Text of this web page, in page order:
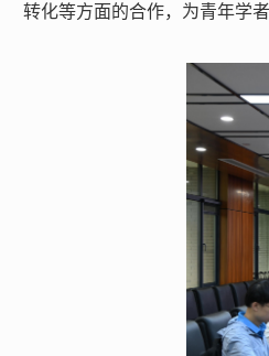
转化等方面的合作，为青年学